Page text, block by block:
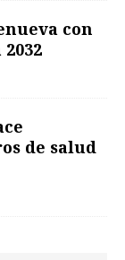
con
de salud